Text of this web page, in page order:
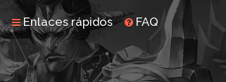
Enlaces rápidos FAQ